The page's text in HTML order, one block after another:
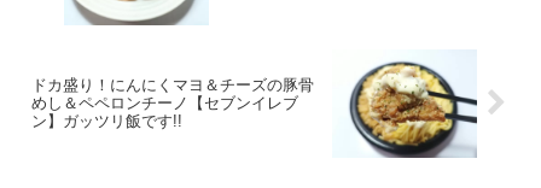
ドカ盛り！にんにくマヨ＆チーズの豚骨
めし＆ペペロンチーノ【セブンイレブ
ン】ガッツリ飯です!!